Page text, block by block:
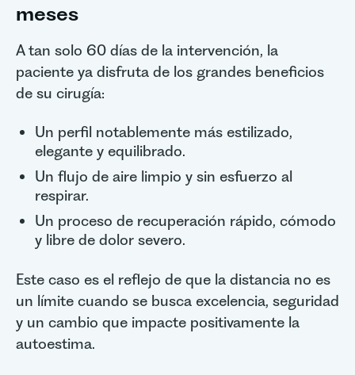
meses
A tan solo 60 días de la intervención, la
paciente ya disfruta de los grandes beneficios
de su cirugía:
Un perfil notablemente más estilizado,
elegante y equilibrado.
Un flujo de aire limpio y sin esfuerzo al
respirar.
Un proceso de recuperación rápido, cómodo
y libre de dolor severo.
Este caso es el reflejo de que la distancia no es
un límite cuando se busca excelencia, seguridad
y un cambio que impacte positivamente la
autoestima.